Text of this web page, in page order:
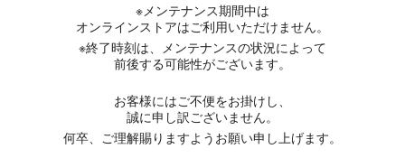
※メンテナンス期間中は
オンラインストアはご利用いただけません。
※終了時刻は、メンテナンスの状況によって
前後する可能性がございます。
お客様にはご不便をお掛けし、
誠に申し訳ございません。
何卒、ご理解賜りますようお願い申し上げます。